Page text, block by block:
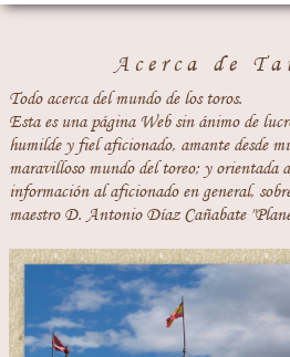
Acerca de
Todo acerca del mundo de los toros.
Esta es una página Web sin ánimo de
humilde y fiel aficionado, amante desde
maravilloso mundo del toreo; y orientada
información al aficionado en general,
maestro D. Antonio Díaz Cañabate